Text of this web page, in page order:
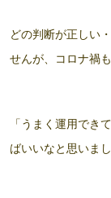
どの判断が正しい
せんが、コロナ禍
「うまく運用でき
ばいいなと思いまし